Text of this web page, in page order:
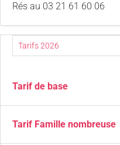
Rés au 03 21 61 60 06
Tarif de base
Tarif Famille nombreuse